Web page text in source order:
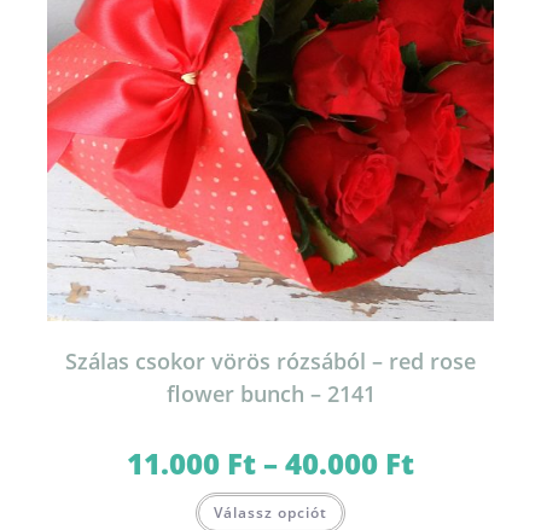
Szálas csokor vörös rózsából – red rose
flower bunch – 2141
11.000 Ft–40.000 Ft11.000 Ft
Válassz opciót a